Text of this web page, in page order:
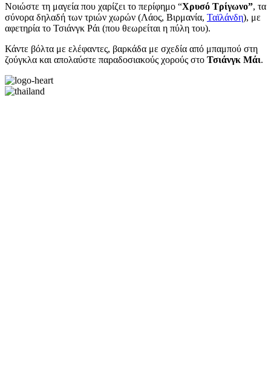
Νοιώστε τη μαγεία που χαρίζει το περίφημο “Χρυσό Τρίγωνο”, τα
σύνορα δηλαδή των τριών χωρών (Λάος, Βιρμανία, Ταϊλάνδη), με
αφετηρία το Τσιάνγκ Ράι (που θεωρείται η πύλη του).
Κάντε βόλτα με ελέφαντες, βαρκάδα με σχεδία από μπαμπού στη
ζούγκλα και απολαύστε παραδοσιακούς χορούς στο Τσιάνγκ Μάι.